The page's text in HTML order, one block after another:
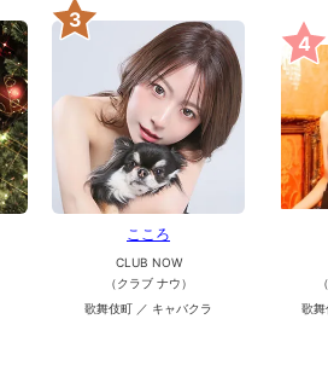
3
こころ
CLUB NOW
（クラブ ナウ）
歌舞伎町 ／ キャバクラ
4
歌舞